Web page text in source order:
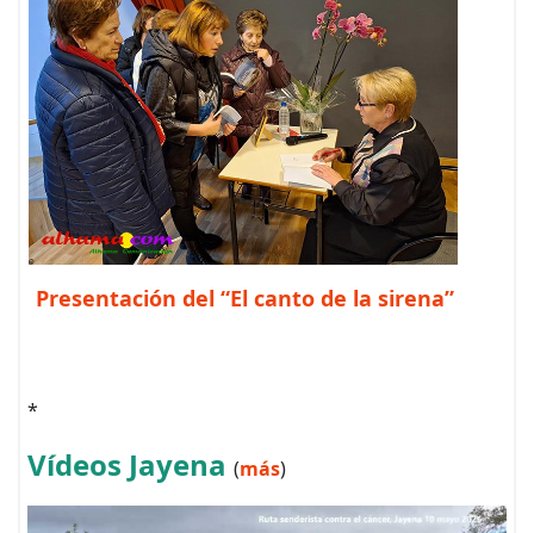
Presentación del “El canto de la sirena”
*
Vídeos Jayena (más)